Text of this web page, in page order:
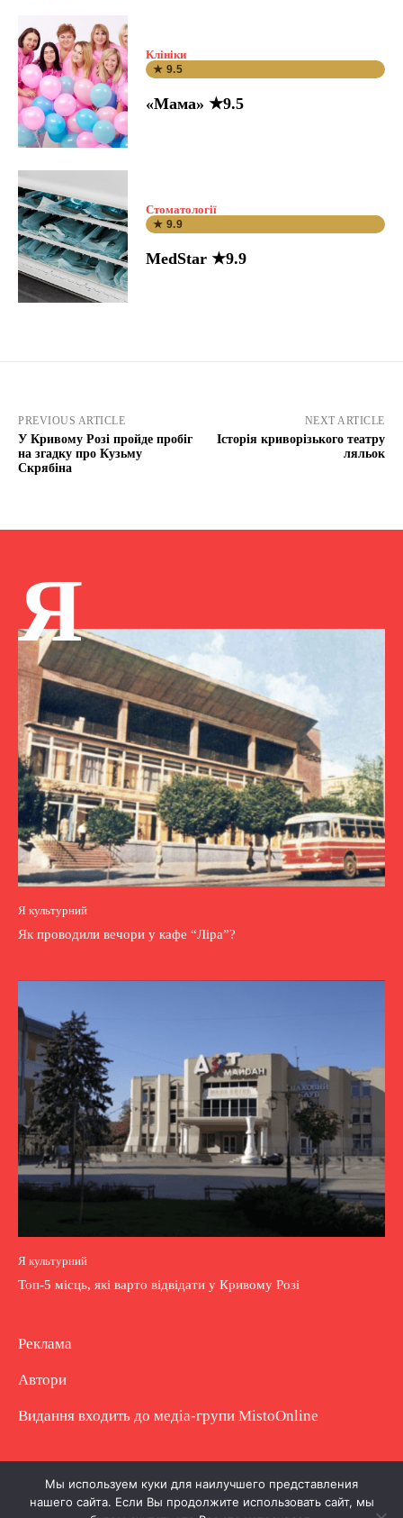
Клініки
★ 9.5
«Мама» ★9.5
Стоматології
★ 9.9
MedStar ★9.9
PREVIOUS ARTICLE
У Кривому Розі пройде пробіг
на згадку про Кузьму
Скрябіна
NEXT ARTICLE
Історія криворізького театру
ляльок
Я
Я культурний
Як проводили вечори у кафе “Ліра”?
Я культурний
Топ-5 місць, які варто відвідати у Кривому Розі
Реклама
Автори
Видання входить до медіа-групи MistoOnline
Copyright © Повне використання матеріалу
заборонено. Частково можна з гіперпосиланням.
Мы используем куки для наилучшего представления
нашего сайта. Если Вы продолжите использовать сайт, мы